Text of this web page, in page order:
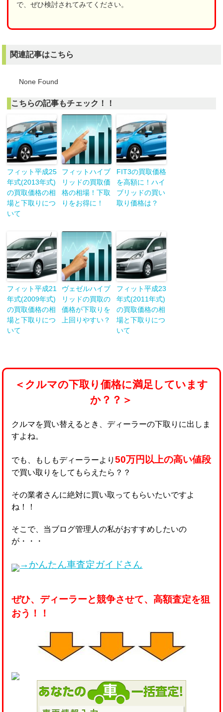
で、ぜひ検討されてみてください。
関連記事はこちら
None Found
こちらの記事もチェック！！
フィット平成25
年式(2013年式)
の買取価格の相
場と下取りにつ
いて
フィットハイブ
リッドの買取価
格の相場！下取
りをお得に！
FIT3の買取価格
を高額に！ハイ
ブリッドの買い
取り価格は？
フィット平成21
年式(2009年式)
の買取価格の相
場と下取りにつ
いて
ヴェゼルハイブ
リッドの買取の
価格が下取りを
上回りやすい？
フィット平成23
年式(2011年式)
の買取価格の相
場と下取りにつ
いて
＜クルマの下取り価格に満足しています
か？？＞
クルマを買い替えるとき、ディーラーの下取りに出しま
すよね。
でも、もしもディーラーより50万円以上の高い値段
で買い取りをしてもらえたら？？
その業者さんに絶対に買い取ってもらいたいですよ
ね！！
そこで、当ブログ管理人の私がおすすめしたいの
が・・・
→かんたん車査定ガイドさん
ぜひ、ディーラーと競争させて、高額査定を狙
おう！！